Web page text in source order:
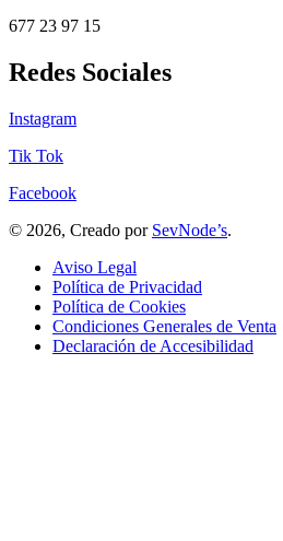
677 23 97 15
Redes Sociales
Instagram
Tik Tok
Facebook
© 2026, Creado por SevNode’s.
Aviso Legal
Política de Privacidad
Política de Cookies
Condiciones Generales de Venta
Declaración de Accesibilidad